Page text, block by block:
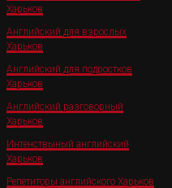
Харьков
Английский для взрослых
Харьков
Английский для подростков
Харьков
Английский разговорный
Харьков
Интенствыный английский
Харьков
Репетиторы английского Харьков